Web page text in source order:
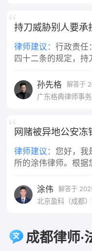
题。《民
时规定，
以向有故
偿。 也就是说，如果这次事故中你有故
驶、严重
么公司在
交规但未
于轻微违
过失"，需
终认定权
故责任认
持刀威胁别人要承
律师建议： 行政责任‌
四十二条的规定，
五日以上十日以下
款。 ‌刑事责任‌：持
为符合抢劫罪的构成
者作出一定行为从而
罪。 ‌寻衅滋事罪‌：
衅滋事罪。 ‌敲诈勒
四条的规定，敲诈勒
情节的，处三年以上
金；数额特别巨大或
孙先格 解答于
广东格典律师事
网赌被异地公安冻
律师建议： 您好，我
所的涂伟律师。根据
通查问案件进展。
涂伟 解答于
北京盈科（成都
成都律师·